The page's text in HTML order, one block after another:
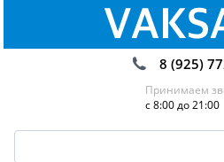
8 (925)
Принимаем
с 8:00 до 21:00